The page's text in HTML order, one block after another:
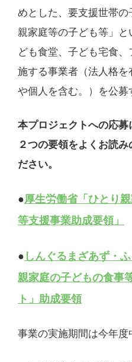
めとした、要支援世帯の
親家庭等の子ども等」
ども食堂、子ども宅食
施する事業者（法人格
や個人を含む。）を公募
本プロジェクトへの応
２つの要領をよくお読
ださい。
●厚生労働省「ひとり
等支援事業助成要領」
● しんぐるまざあず・
親家庭の子どもの食事
ト」助成要領
事業の実施期間は今年度